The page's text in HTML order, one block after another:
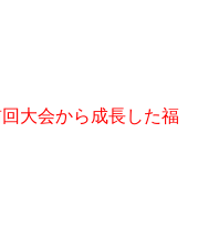
大会から成長した福